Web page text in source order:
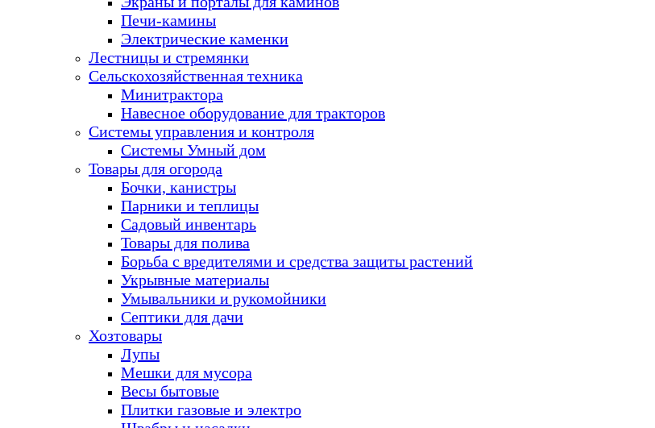
Печи-камины
Электрические каменки
Лестницы и стремянки
Сельскохозяйственная техника
Минитрактора
Навесное оборудование для тракторов
Системы управления и контроля
Системы Умный дом
Товары для огорода
Бочки, канистры
Парники и теплицы
Садовый инвентарь
Товары для полива
Борьба с вредителями и средства защиты растений
Укрывные материалы
Умывальники и рукомойники
Септики для дачи
Хозтовары
Лупы
Мешки для мусора
Весы бытовые
Плитки газовые и электро